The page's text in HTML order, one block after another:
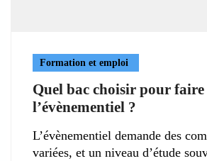
Formation et emploi
Quel bac choisir pour faire
l’évènementiel ?
L’évènementiel demande des
variées, et un niveau d’étude